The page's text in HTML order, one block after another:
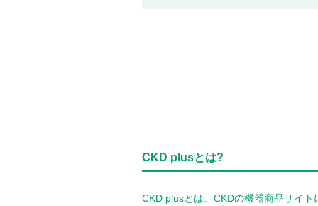
CKD plusとは?
CKD plusとは、CKDの機器商品サイ